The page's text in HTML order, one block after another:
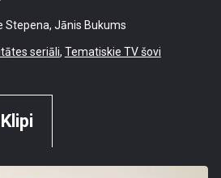
Stepena, Jānis Bukums
seriāli, Tematiskie TV šovi
Klipi